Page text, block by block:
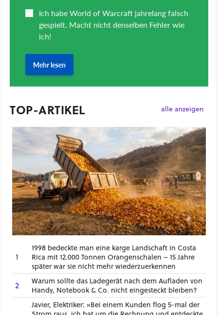
TOP-ARTIKEL alle anzeigen
1
1998 bedeckte man eine karge Landschaft in Costa
Rica mit 12.000 Tonnen Orangenschalen – 15 Jahre
später war sie nicht mehr wiederzuerkennen
2
Warum sollte das Ladegerät nach dem Aufladen von
Handy, Notebook & Co. nicht eingesteckt bleiben?
Javier, Elektriker: »Bei einem Kunden flog 5-mal der